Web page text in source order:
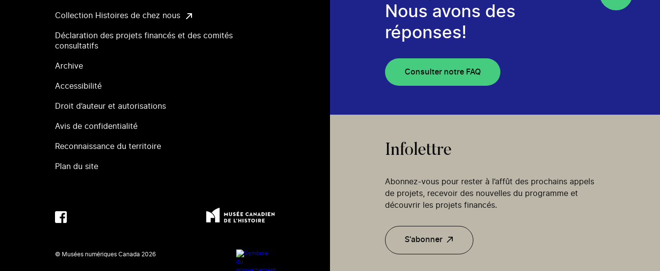
Collection Histoires de chez nous
Déclaration des projets financés et des comités
consultatifs
Archive
Accessibilité
Droit d’auteur et autorisations
Avis de confidentialité
Reconnaissance du territoire
Plan du site
© Musées numériques Canada 2026
Nous avons des
réponses!
Consulter notre FAQ
Infolettre
Abonnez-vous pour rester à l’affût des prochains appels
de projets, recevoir des nouvelles du programme et
découvrir les projets financés.
S'abonner